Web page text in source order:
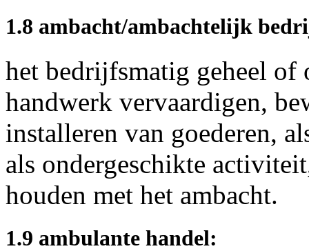
1.8 ambacht/ambachtelijk
het bedrijfsmatig geheel of
handwerk vervaardigen,
installeren van goederen,
als ondergeschikte
houden met het ambacht.
1.9 ambulante handel: